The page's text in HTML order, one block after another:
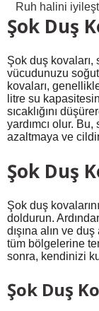
Ruh halini
Şok Duş
Şok duş kovaları,
vücudunuzu
kovaları,
litre su
sıcaklığını
yardımcı olur.
azaltmaya ve
Şok Duş
Şok duş
doldurun.
dışına alın ve
tüm bölgelerine
sonra, kendinizi
Şok Duş